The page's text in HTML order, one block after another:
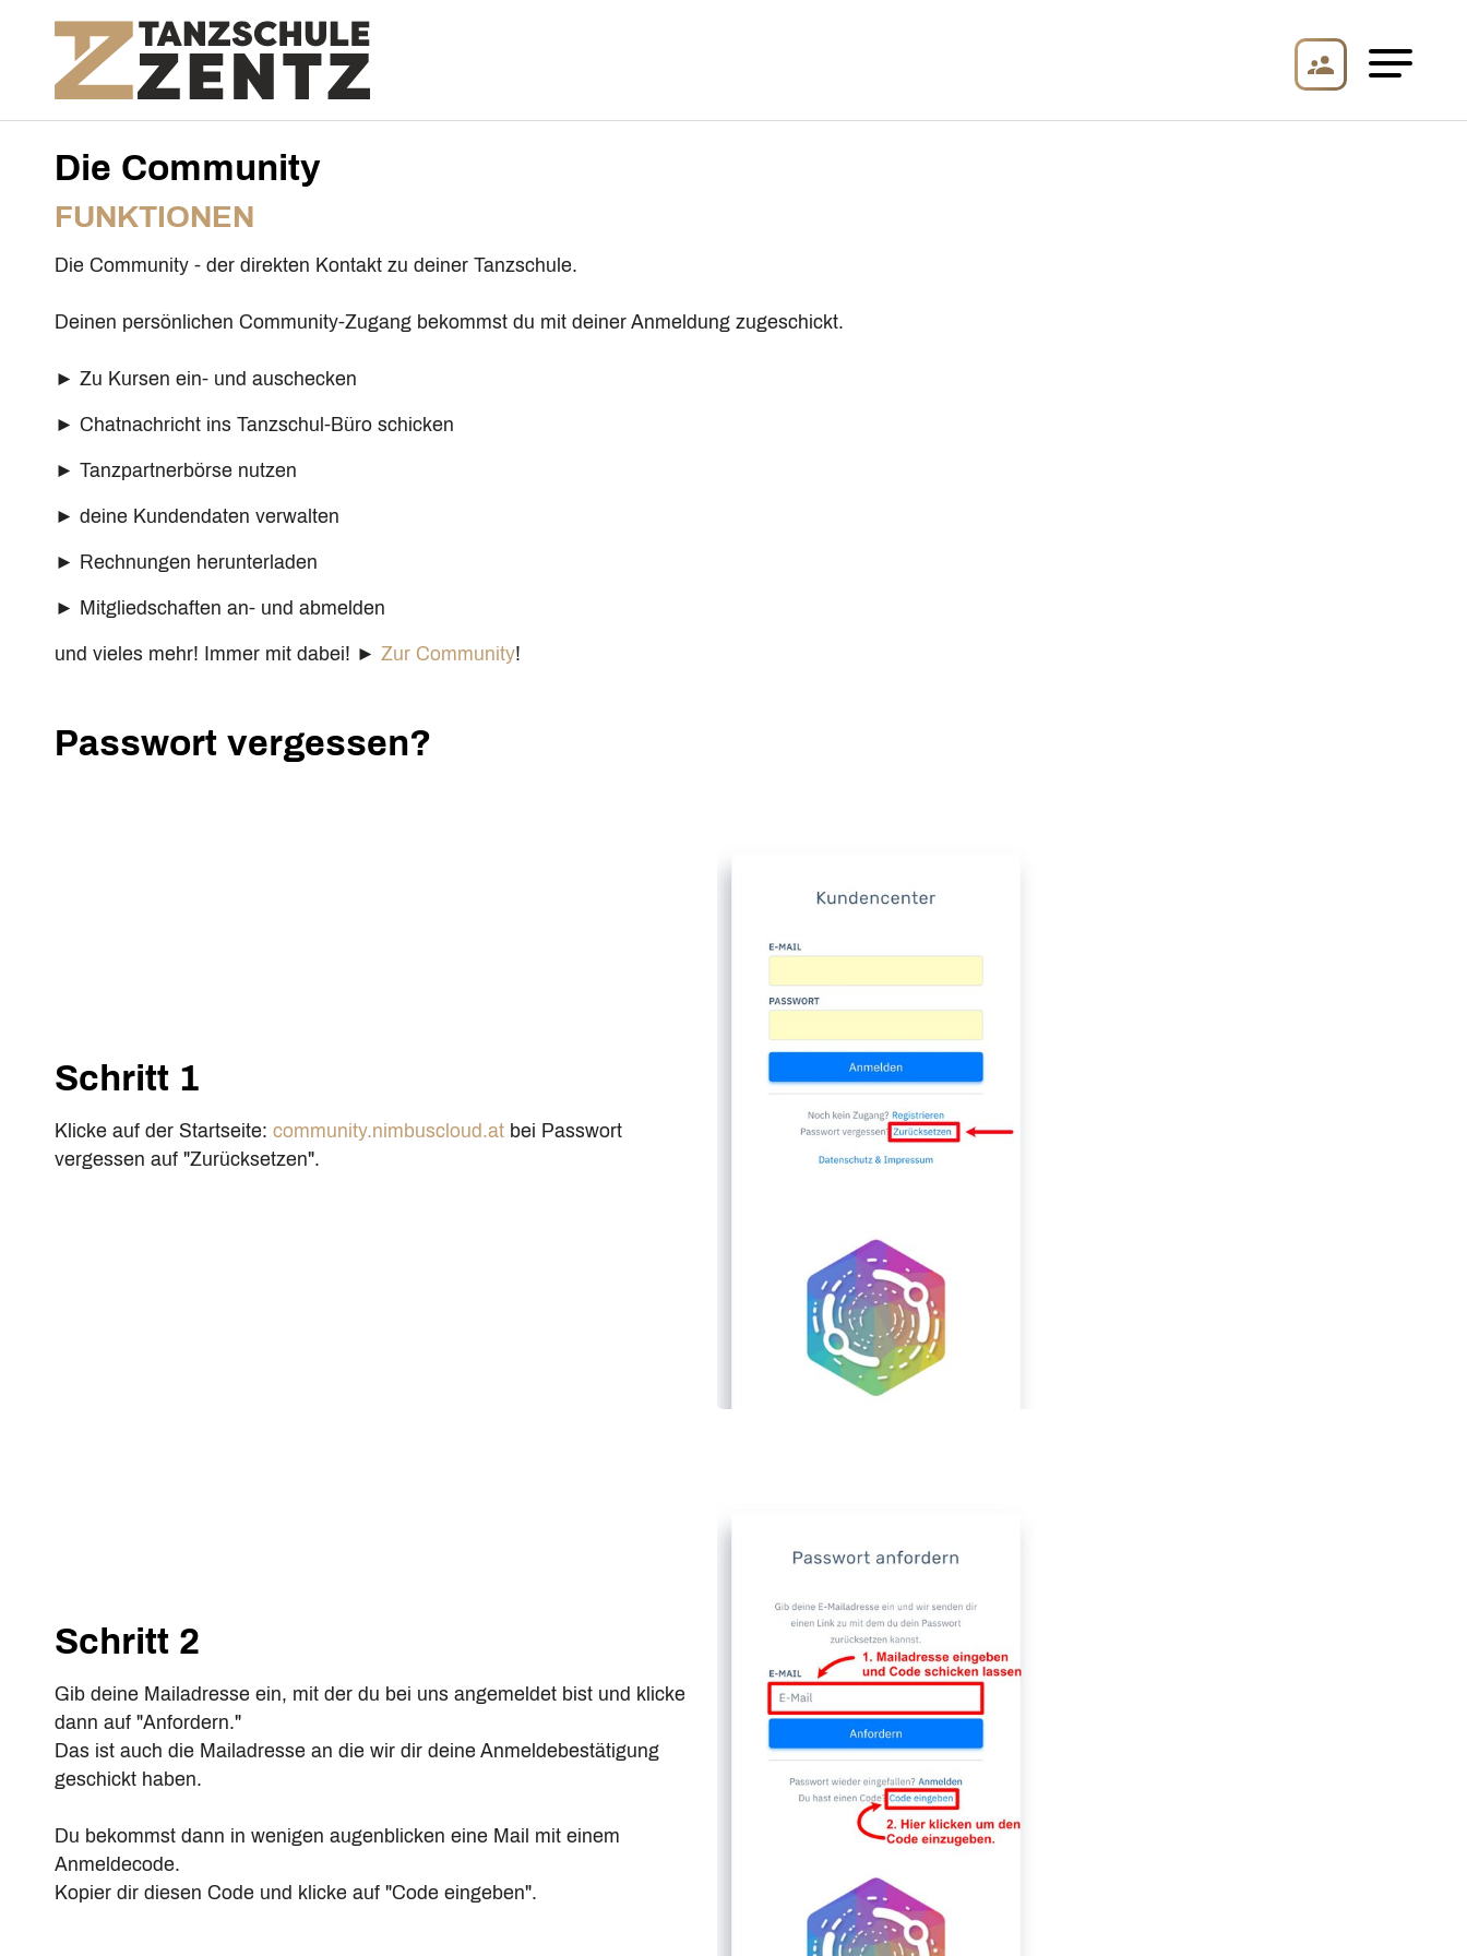
Die Community
FUNKTIONEN
Die Community - der direkten Kontakt zu deiner Tanzschule.
Deinen persönlichen Community-Zugang bekommst du mit deiner Anmeldung zugeschickt.
► Zu Kursen ein- und auschecken
► Chatnachricht ins Tanzschul-Büro schicken
► Tanzpartnerbörse nutzen
► deine Kundendaten verwalten
► Rechnungen herunterladen
► Mitgliedschaften an- und abmelden
und vieles mehr! Immer mit dabei! ► Zur Community!
Passwort vergessen?
Schritt 1
Klicke auf der Startseite: community.nimbuscloud.at bei Passwort
vergessen auf "Zurücksetzen".
Schritt 2
Gib deine Mailadresse ein, mit der du bei uns angemeldet bist und klicke
dann auf "Anfordern."
Das ist auch die Mailadresse an die wir dir deine Anmeldebestätigung
geschickt haben.
Du bekommst dann in wenigen augenblicken eine Mail mit einem
Anmeldecode.
Kopier dir diesen Code und klicke auf "Code eingeben".